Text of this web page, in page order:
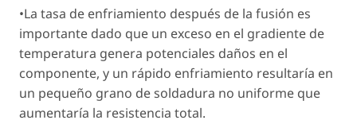
•La tasa de enfriamiento después de la fusión es
importante dado que un exceso en el gradiente de
temperatura genera potenciales daños en el
componente, y un rápido enfriamiento resultaría en
un pequeño grano de soldadura no uniforme que
aumentaría la resistencia total.